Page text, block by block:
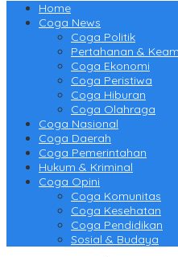
Home
Coga News
Coga Politik
Pertahanan &
Coga Ekonomi
Coga Peristiwa
Coga Hiburan
Coga Olahraga
Coga Nasional
Coga Daerah
Coga Pemerintahan
Hukum & Kriminal
Coga Opini
Coga Komunitas
Coga Kesehatan
Coga Pendidikan
Sosial & Budaya